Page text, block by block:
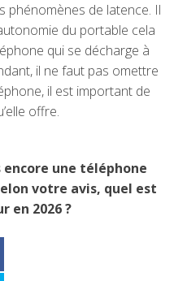
phénomènes de latence. Il
du portable cela
qui se décharge à
il ne faut pas omettre
il est important de
offre.
une téléphone
votre avis, quel est
en 2026 ?